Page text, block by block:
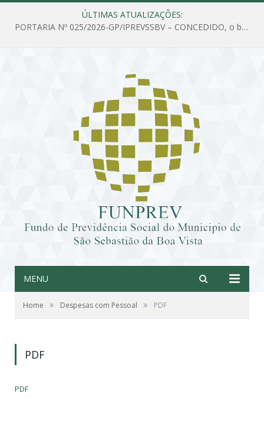
ÚLTIMAS ATUALIZAÇÕES:
PORTARIA Nº 025/2026-GP/IPREVSSBV – CONCEDIDO, o benefício de PENSÃO a MARIA ESTELA DOS SANTOS SOUZA
MENU
Home » Despesas com Pessoal » PDF
PDF
PDF